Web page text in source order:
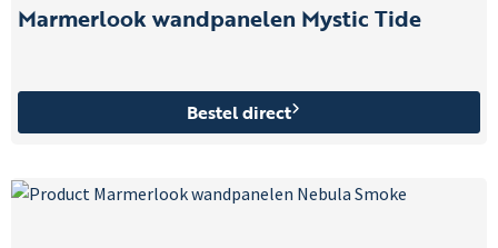
Marmerlook wandpanelen Mystic Tide
Bestel direct